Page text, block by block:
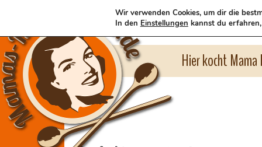
Hier kocht
Wir verwenden Cookies, um dir die
In den Einstellungen kannst du